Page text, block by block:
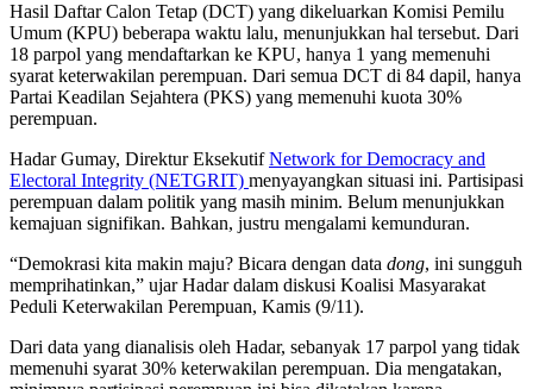
Hasil Daftar Calon Tetap (DCT) yang dikeluarkan Komisi Pemilu
Umum (KPU) beberapa waktu lalu, menunjukkan hal tersebut. Dari
18 parpol yang mendaftarkan ke KPU, hanya 1 yang memenuhi
syarat keterwakilan perempuan. Dari semua DCT di 84 dapil, hanya
Partai Keadilan Sejahtera (PKS) yang memenuhi kuota 30%
perempuan.
Hadar Gumay, Direktur EksekutifNetwork for Democracy and
Electoral Integrity (NETGRIT) menyayangkan situasi ini. Partisipasi
perempuan dalam politik yang masih minim. Belum menunjukkan
kemajuan signifikan. Bahkan, justru mengalami kemunduran.
“Demokrasi kita makin maju? Bicara dengan data dong, ini sungguh
memprihatinkan,” ujar Hadar dalam diskusi Koalisi Masyarakat
Peduli Keterwakilan Perempuan, Kamis (9/11).
Dari data yang dianalisis oleh Hadar, sebanyak 17 parpol yang tidak
memenuhi syarat 30% keterwakilan perempuan. Dia mengatakan,